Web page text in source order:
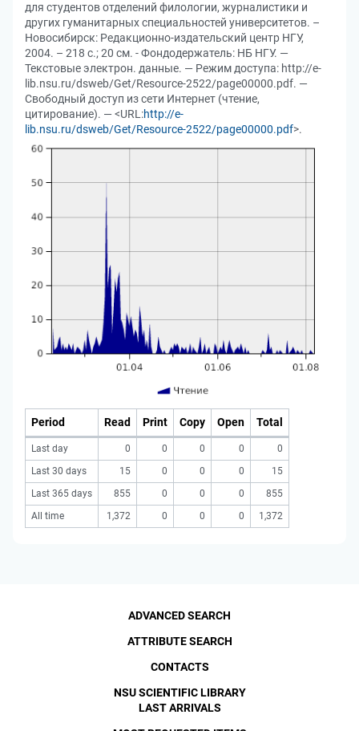
для студентов отделений филологии, журналистики и
других гуманитарных специальностей университетов. –
Новосибирск: Редакционно-издательский центр НГУ,
2004. – 218 с.; 20 см. - Фондодержатель: НБ НГУ. —
Текстовые электрон. данные. — Режим доступа: http://e-
lib.nsu.ru/dsweb/Get/Resource-2522/page00000.pdf. —
Свободный доступ из сети Интернет (чтение,
цитирование). — <URL:http://e-
lib.nsu.ru/dsweb/Get/Resource-2522/page00000.pdf>.
Period Read Print Copy Open Total
Last day 0 0 0 0
0
Last 30 days
15 0 0 0
15
Last 365 days
855 0 0 0
855
All time
1,372 0 0 0 1,372
ADVANCED SEARCH
ATTRIBUTE SEARCH
CONTACTS
NSU SCIENTIFIC LIBRARY
LAST ARRIVALS